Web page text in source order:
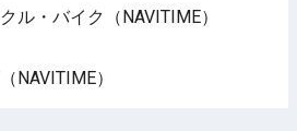
ル・バイク（NAVITIME）
NAVITIME）